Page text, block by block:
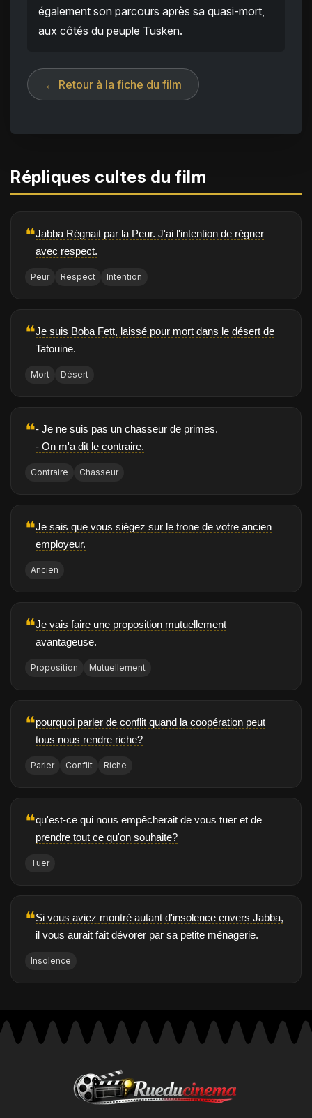
également son parcours après sa quasi-mort,
aux côtés du peuple Tusken.
← Retour à la fiche du film
Répliques cultes du film
❝Jabba Régnait par la Peur. J'ai l'intention de régner
avec respect.
Peur Respect Intention
❝Je suis Boba Fett, laissé pour mort dans le désert de
Tatouine.
Mort Désert
❝- Je ne suis pas un chasseur de primes.
- On m'a dit le contraire.
Contraire Chasseur
❝Je sais que vous siégez sur le trone de votre ancien
employeur.
Ancien
❝Je vais faire une proposition mutuellement
avantageuse.
Proposition Mutuellement
❝pourquoi parler de conflit quand la coopération peut
tous nous rendre riche?
Parler Conflit Riche
❝qu'est-ce qui nous empêcherait de vous tuer et de
prendre tout ce qu'on souhaite?
Tuer
❝Si vous aviez montré autant d'insolence envers Jabba,
il vous aurait fait dévorer par sa petite ménagerie.
Insolence